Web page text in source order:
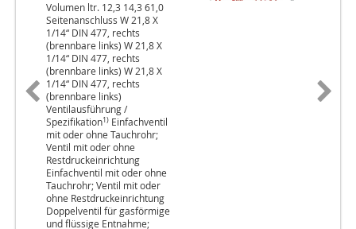
Volumen ltr. 12,3 14,3 61,0
Seitenanschluss W 21,8 X
1/14“ DIN 477, rechts
(brennbare links) W 21,8 X
1/14“ DIN 477, rechts
(brennbare links) W 21,8 X
1/14“ DIN 477, rechts
(brennbare links)
Ventilausführung /
Spezifikation1) Einfachventil
mit oder ohne Tauchrohr;
Ventil mit oder ohne
Restdruckeinrichtung
Einfachventil mit oder ohne
Tauchrohr; Ventil mit oder
ohne Restdruckeinrichtung
Doppelventil für gasförmige
und flüssige Entnahme;